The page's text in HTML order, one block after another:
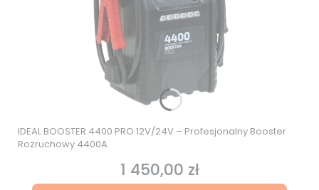
IDEAL BOOSTER 4400 PRO 12V/24V – Profesjonalny Booster
Rozruchowy 4400A
Cena
1 450,00 zł